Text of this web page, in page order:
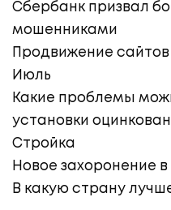
Сбербанк призвал
мошенниками
Продвижение сайтов
Июль
Какие проблемы
установки
Стройка
Новое захоронение
В какую страну